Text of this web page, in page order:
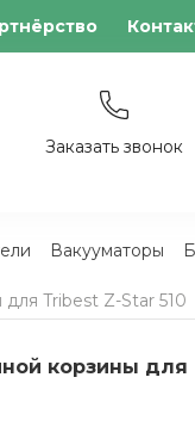
Заказать звонок
Вакууматоры
Tribest Z-Star 510
корзины для